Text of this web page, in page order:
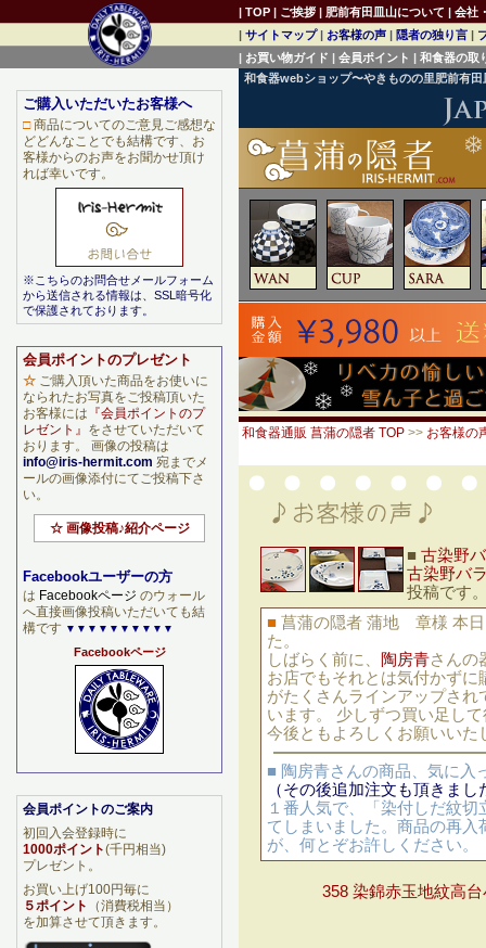
和食器webショップ〜やきものの里肥前有
和食器通販 菖蒲の隠者 TOP >> お客様の
■ 古染野
古染野バ
投稿です
■ 菖蒲の隠者 蒲地 章様 本日
た。
しばらく前に、
陶房青さんの
お店でもそれとは気付かず
がたくさんラインアップさ
います。 少しずつ買い足し
今後ともよろしくお願いい
■ 陶房青さんの商品、気に入
（その後追加注文も頂きまし
１番人気で、「染付しだ紋
てしまいました。商品の再
が、何とぞお許しください。
358 染錦赤玉地紋高
ご購入いただいたお客様へ
□商品についてのご意見ご感想な
どどんなことでも結構です、お
客様からのお声をお聞かせ頂け
れば幸いです。
※こちらのお問合せメールフォーム
から送信される情報は、SSL暗号化
で保護されております。
会員ポイントのプレゼント
☆ ご購入頂いた商品をお使いに
なられたお写真をご投稿頂いた
お客様には 『会員ポイントのプ
レゼント』 をさせていただいて
おります。 画像の投稿は
info@iris-hermit.com 宛までメ
ールの画像添付にてご投稿下さ
い。
☆ 画像投稿♪紹介ページ
Facebookユーザーの方
は Facebookページ のウォール
へ直接画像投稿いただいても結
構です ▼▼▼▼▼▼▼▼▼▼
Facebookページ
会員ポイントのご案内
初回入会登録時に
1000ポイント(千円相当)
プレゼント。
お買い上げ100円毎に
５ポイント
（消費税相当）
を加算させて頂きます。
| TOP | ご挨拶 | 肥前有田皿山について | 会社
| サイトマップ| お客様の声 | 隠者の独り言 |
| お買い物ガイド | 会員ポイント | 和食器の取